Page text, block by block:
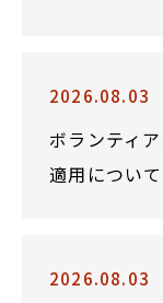
2026.08.03
ボランティ
適用について
2026.08.03